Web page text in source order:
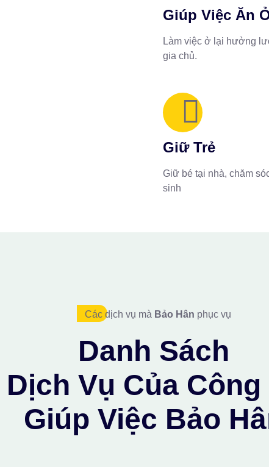
Giúp Việc Ăn
Làm việc ở lại hưởng
gia chủ.
Giữ Trẻ
Giữ bé tại nhà, chăm
sinh
Các dịch vụ mà Bảo Hân phục vụ
Danh Sách
Dịch Vụ Của Công
Giúp Việc Bảo